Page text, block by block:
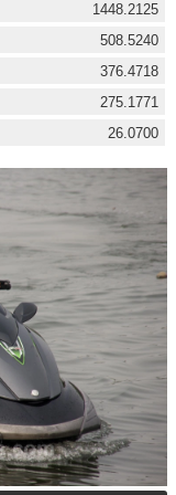
1448.2125
508.5240
376.4718
275.1771
26.0700